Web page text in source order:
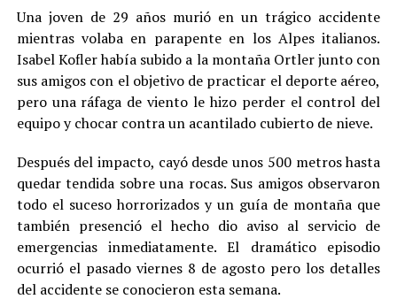
Una joven de 29 años murió en un trágico accidente
mientras volaba en parapente en los Alpes italianos.
Isabel Kofler había subido a la montaña Ortler junto con
sus amigos con el objetivo de practicar el deporte aéreo,
pero una ráfaga de viento le hizo perder el control del
equipo y chocar contra un acantilado cubierto de nieve.
Después del impacto, cayó desde unos 500 metros hasta
quedar tendida sobre una rocas. Sus amigos observaron
todo el suceso horrorizados y un guía de montaña que
también presenció el hecho dio aviso al servicio de
emergencias inmediatamente. El dramático episodio
ocurrió el pasado viernes 8 de agosto pero los detalles
del accidente se conocieron esta semana.